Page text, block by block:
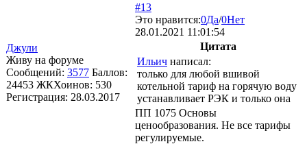
Джули
Живу на форуме
Сообщений: 3577 Баллов:
24453 ЖКХоинов: 530
Регистрация: 28.03.2017
#13
Это нравится:0Да/0Нет
28.01.2021 11:01:54
Цитата
Ильич написал:
только для любой вшивой
котельной тариф на горячую воду
устанавливает РЭК и только она
ПП 1075 Основы
ценообразования. Не все тарифы
регулируемые.